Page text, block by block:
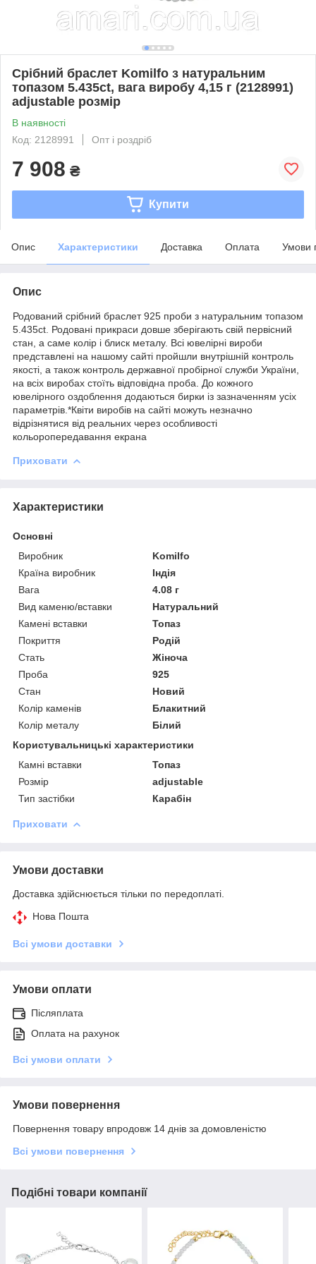
Срібний браслет Komilfo з натуральним
топазом 5.435ct, вага виробу 4,15 г (2128991)
adjustable розмір
В наявності
Код: 2128991
Опт і роздріб
7 908 ₴
Купити
Опис Характеристики Доставка Оплата Умови
Опис
Родований срібний браслет 925 проби з натуральним топазом
5.435ct. Родовані прикраси довше зберігають свій первісний
стан, а саме колір і блиск металу. Всі ювелірні вироби
представлені на нашому сайті пройшли внутрішній контроль
якості, а також контроль державної пробірної служби України,
на всіх виробах стоїть відповідна проба. До кожного
ювелірного оздоблення додаються бирки із зазначенням усіх
параметрів.*Квіти виробів на сайті можуть незначно
відрізнятися від реальних через особливості
кольоропередавання екрана
Приховати
Характеристики
Основні
Виробник
Komilfo
Країна виробник
Індія
Вага
4.08 г
Вид каменю/вставки
Натуральний
Камені вставки
Топаз
Покриття
Родій
Стать
Жіноча
Проба
925
Стан
Новий
Колір каменів
Блакитний
Колір металу
Білий
Користувальницькі характеристики
Камні вставки
Топаз
Розмір
adjustable
Тип застібки
Карабін
Приховати
Умови доставки
Доставка здійснюється тільки по передоплаті.
Нова Пошта
Всі умови доставки
Умови оплати
Післяплата
Оплата на рахунок
Всі умови оплати
Умови повернення
Повернення товару впродовж 14 днів за домовленістю
Всі умови повернення
Подібні товари компанії